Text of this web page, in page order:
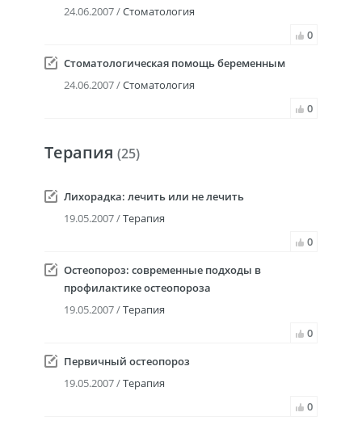
24.06.2007 /Стоматология
0
Стоматологическая помощь беременным
24.06.2007 /Стоматология
0
Терапия (25)
Лихорадка: лечить или не лечить
19.05.2007 /Терапия
0
Остеопороз: современные подходы в
профилактике остеопороза
19.05.2007 /Терапия
0
Первичный остеопороз
19.05.2007 /Терапия
0